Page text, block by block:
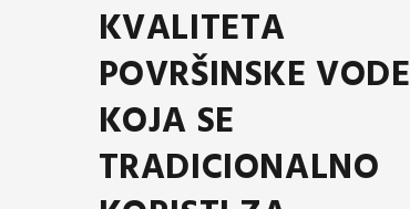
KVALITETA
POVRŠINSKE VODE
KOJA SE
TRADICIONALNO